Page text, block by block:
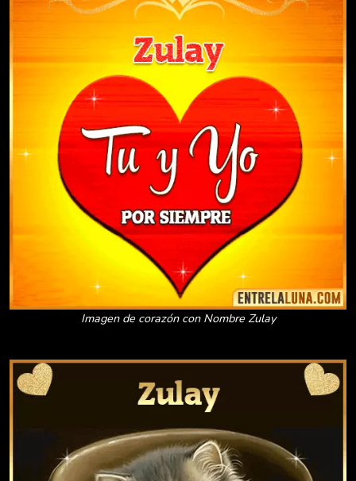
Imagen de corazón con Nombre Zulay